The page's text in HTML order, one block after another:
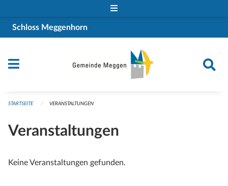
Schloss Meggenhorn
STARTSEITE VERANSTALTUNGEN
Veranstaltungen
Keine Veranstaltungen gefunden.